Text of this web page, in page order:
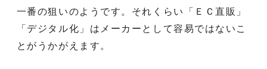
一番の狙いのようです。それくらい「ＥＣ直販」
「デジタル化」はメーカーとして容易ではないこ
とがうかがえます。